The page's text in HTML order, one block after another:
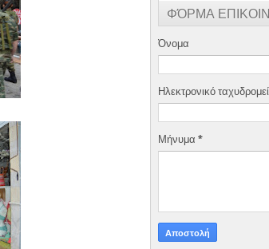
ΦΌΡΜΑ
Όνομα
Ηλεκτρονικό
Μήνυμα *